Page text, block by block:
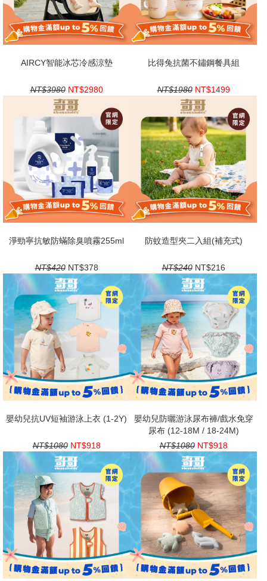
AIRCY智能冰芯冷感涼墊
NT$3980 NT$2980
比得兔抗菌不鏽鋼餐具組
NT$1980 NT$1499
淨勁寧抗敏防蟎除臭噴霧255ml
NT$420 NT$378
防蚊造型夾二入組(補充式)
NT$240 NT$216
嬰幼兒抗UV短袖游泳上衣 (1-2Y)
NT$1080 NT$918
嬰幼兒防曬游泳尿布褲/戲水免穿
尿布 (12-18M / 18-24M)
NT$1080 NT$918